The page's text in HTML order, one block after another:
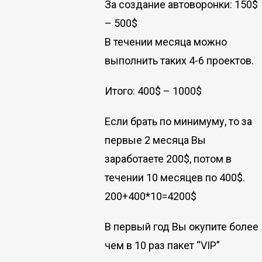
За создание автоворонки: 150$
– 500$
В течении месяца можно
выполнить таких 4-6 проектов.
Итого: 400$ – 1000$
Если брать по минимуму, то за
первые 2 месяца Вы
заработаете 200$, потом в
течении 10 месяцев по 400$.
200+400*10=4200$
В первый год Вы окупите более
чем в 10 раз пакет “VIP”